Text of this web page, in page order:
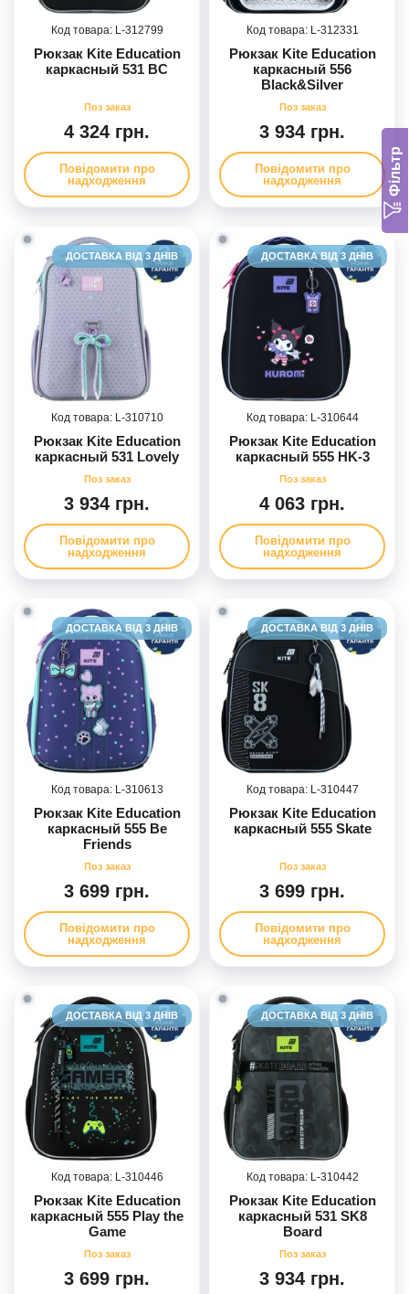
Фільтр
312799
Рюкзак Kite Education
каркасный 531 BC
4 324 грн.
Повідомити про
надходження
312331
Рюкзак Kite Education
каркасный 556
Black&Silver
3 934 грн.
Повідомити про
надходження
ДОСТАВКА ВІД 3 ДНІВ
310710
Рюкзак Kite Education
каркасный 531 Lovely
3 934 грн.
Повідомити про
надходження
ДОСТАВКА ВІД 3 ДНІВ
310644
Рюкзак Kite Education
каркасный 555 HK-3
4 063 грн.
Повідомити про
надходження
ДОСТАВКА ВІД 3 ДНІВ
310613
Рюкзак Kite Education
каркасный 555 Be
Friends
3 699 грн.
Повідомити про
надходження
ДОСТАВКА ВІД 3 ДНІВ
310447
Рюкзак Kite Education
каркасный 555 Skate
3 699 грн.
Повідомити про
надходження
ДОСТАВКА ВІД 3 ДНІВ
310446
Рюкзак Kite Education
каркасный 555 Play the
Game
3 699 грн.
ДОСТАВКА ВІД 3 ДНІВ
310442
Рюкзак Kite Education
каркасный 531 SK8
Board
3 934 грн.